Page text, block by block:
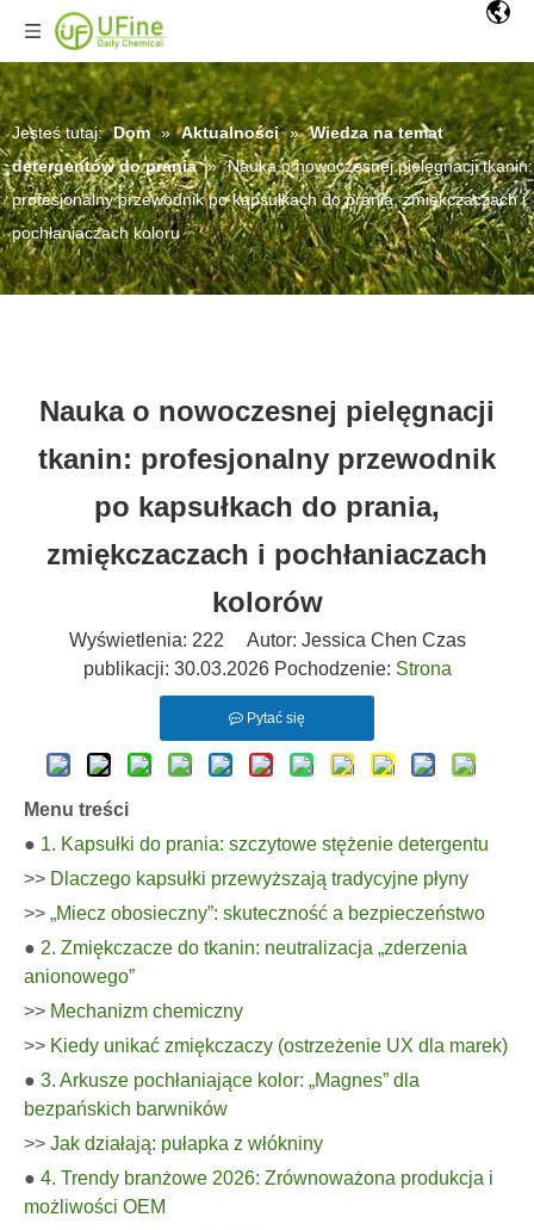
Jesteś tutaj: Dom » Aktualności » Wiedza na temat
detergentów do prania » Nauka o nowoczesnej pielęgnacji tkanin:
profesjonalny przewodnik po kapsułkach do prania, zmiękczaczach i
pochłaniaczach koloru
Nauka o nowoczesnej pielęgnacji
tkanin: profesjonalny przewodnik
po kapsułkach do prania,
zmiękczaczach i pochłaniaczach
kolorów
Wyświetlenia: 222 Autor: Jessica Chen Czas
publikacji: 30.03.2026 Pochodzenie: Strona
Pytać się
Menu treści
● 1. Kapsułki do prania: szczytowe stężenie detergentu
>> Dlaczego kapsułki przewyższają tradycyjne płyny
>> „Miecz obosieczny”: skuteczność a bezpieczeństwo
● 2. Zmiękczacze do tkanin: neutralizacja „zderzenia
anionowego”
>> Mechanizm chemiczny
>> Kiedy unikać zmiękczaczy (ostrzeżenie UX dla marek)
● 3. Arkusze pochłaniające kolor: „Magnes” dla
bezpańskich barwników
>> Jak działają: pułapka z włókniny
● 4. Trendy branżowe 2026: Zrównoważona produkcja i
możliwości OEM